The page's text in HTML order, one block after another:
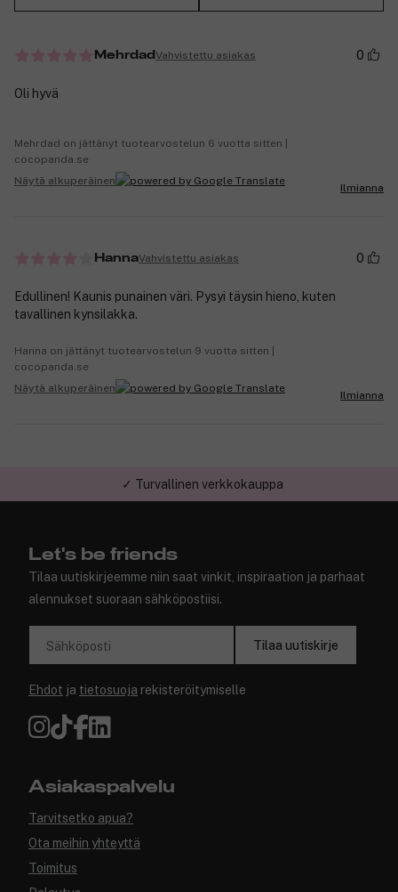
Mehrdad Vahvistettu asiakas 0
Oli hyvä
Mehrdad on jättänyt tuotearvostelun 6 vuotta sitten |
cocopanda.se
Näytä alkuperäinen
Ilmianna
HannaVahvistettu asiakas 0
Edullinen! Kaunis punainen väri. Pysyi täysin hieno, kuten
tavallinen kynsilakka.
Hanna on jättänyt tuotearvostelun 9 vuotta sitten |
cocopanda.se
Näytä alkuperäinen
Ilmianna
✓ Turvallinen verkkokauppa
Let's be friends
Tilaa uutiskirjeemme niin saat vinkit, inspiraation ja parhaat
alennukset suoraan sähköpostiisi.
Sähköposti Tilaa uutiskirje
Ehdot ja tietosuoja rekisteröitymiselle
Asiakaspalvelu
Tarvitsetko apua?
Ota meihin yhteyttä
Toimitus